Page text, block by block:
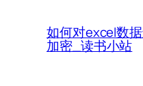
如何对excel数
加密_读书小站